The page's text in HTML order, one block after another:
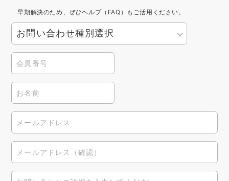
早期解決のため、ぜひヘルプ（FAQ）もご活用ください。